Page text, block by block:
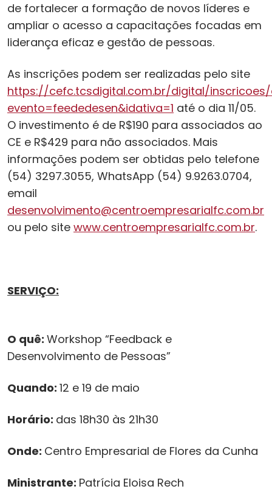
de fortalecer a formação de novos líderes e
ampliar o acesso a capacitações focadas em
liderança eficaz e gestão de pessoas.
As inscrições podem ser realizadas pelo site
https://cefc.tcsdigital.com.br/digital/inscricoes/
evento=feededesen&idativa=1 até o dia 11/05.
O investimento é de R$190 para associados ao
CE e R$429 para não associados. Mais
informações podem ser obtidas pelo telefone
(54) 3297.3055, WhatsApp (54) 9.9263.0704,
email
desenvolvimento@centroempresarialfc.com.br
ou pelo site www.centroempresarialfc.com.br.
SERVIÇO:
O quê: Workshop “Feedback e
Desenvolvimento de Pessoas”
Quando: 12 e 19 de maio
Horário: das 18h30 às 21h30
Onde: Centro Empresarial de Flores da Cunha
Ministrante: Patrícia Eloisa Rech